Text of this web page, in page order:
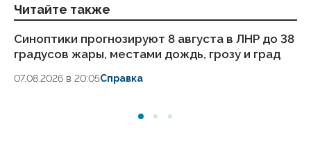
Читайте также
Синоптики прогнозируют 8 августа в ЛНР до 38
градусов жары, местами дождь, грозу и град
07.08.2026 в 20:05Справка